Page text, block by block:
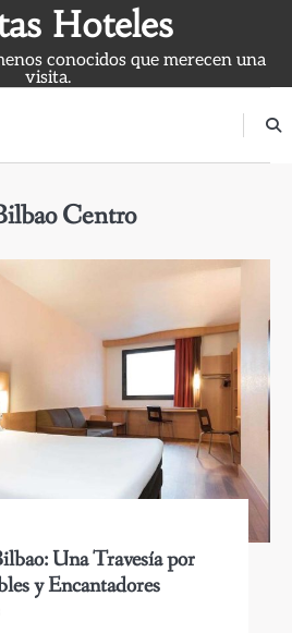
Hoteles
conocidos que merecen una
visita.
Centro
Una Travesía por
y Encantadores